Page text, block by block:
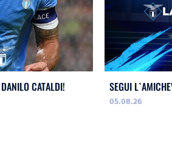
CATALDI! SEGUI
05.08.26